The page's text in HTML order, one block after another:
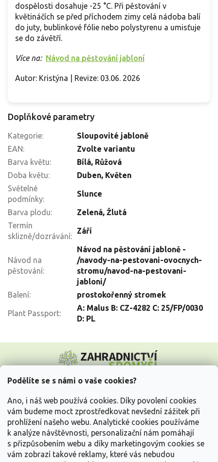
Podělíte se s námi o vaše cookies?
Ano, i náš web používá cookies. Díky povolení cookies
vám budeme moct zprostředkovat nevšední zážitek při
prohlížení našeho webu. Analytické cookies používáme
k analýze návštěvnosti, personalizační nám pomáhají
s přizpůsobením webu a díky marketingovým cookies se
vám zobrazí takové reklamy, které vás nebudou
dospělosti dosahuje -25 °C. Při pěstování v
květináčích se před příchodem zimy celá nádoba balí
do juty, bublinkové fólie nebo polystyrenu a umisťuje
se do závětří.
Více na: Návod na pěstování jabloní
Autor: Kristýna | Revize: 03.06. 2026
Doplňkové parametry
Kategorie:
Sloupovité jabloně
EAN:
Zvolte variantu
Barva květu:
Bílá, Růžová
Doba květu:
Duben, Květen
Světelné
podmínky:
Slunce
Barva plodu:
Zelená, Žlutá
Termín
sklizně/dozrávání:
Září
Návod na
pěstování:
Návod na pěstování jabloně -
/navody-na-pestovani-ovocnych-
stromu/navod-na-pestovani-
jabloni/
Balení: prostokořenný stromek
Plant Passport:
A: Malus B: CZ-4282 C: 25/FP/0030
D: PL
p
Vše o nákupu
Informace pro Vás
Kontakujte nás